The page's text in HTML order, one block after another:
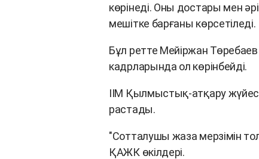
көрінеді. Оны достары мен
мешітке барғаны көрсетіледі.
Бұл ретте Мейіржан
кадрларында ол көрінбейді.
ІІМ Қылмыстық-атқару
растады.
"Сотталушы жаза мерзімін
ҚАЖК өкілдері.